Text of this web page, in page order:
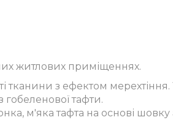
житлових приміщеннях.
тканини з ефектом мерехтіння.
тафти.
м'яка тафта на основі шовку